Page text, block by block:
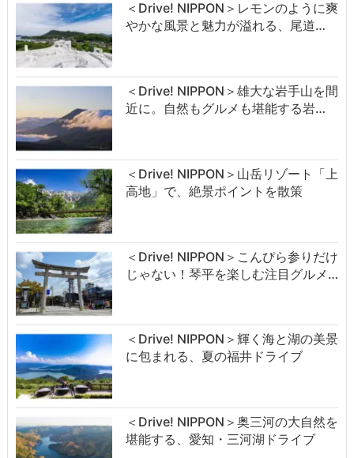
＜Drive! NIPPON＞レモンのように爽
やかな風景と魅力が溢れる、尾道…
＜Drive! NIPPON＞雄大な岩手山を間
近に。自然もグルメも堪能する岩…
＜Drive! NIPPON＞山岳リゾート「上
高地」で、絶景ポイントを散策
＜Drive! NIPPON＞こんぴら参りだけ
じゃない！琴平を楽しむ注目グルメ…
＜Drive! NIPPON＞輝く海と湖の美景
に包まれる、夏の福井ドライブ
＜Drive! NIPPON＞奥三河の大自然を
堪能する、愛知・三河湖ドライブ